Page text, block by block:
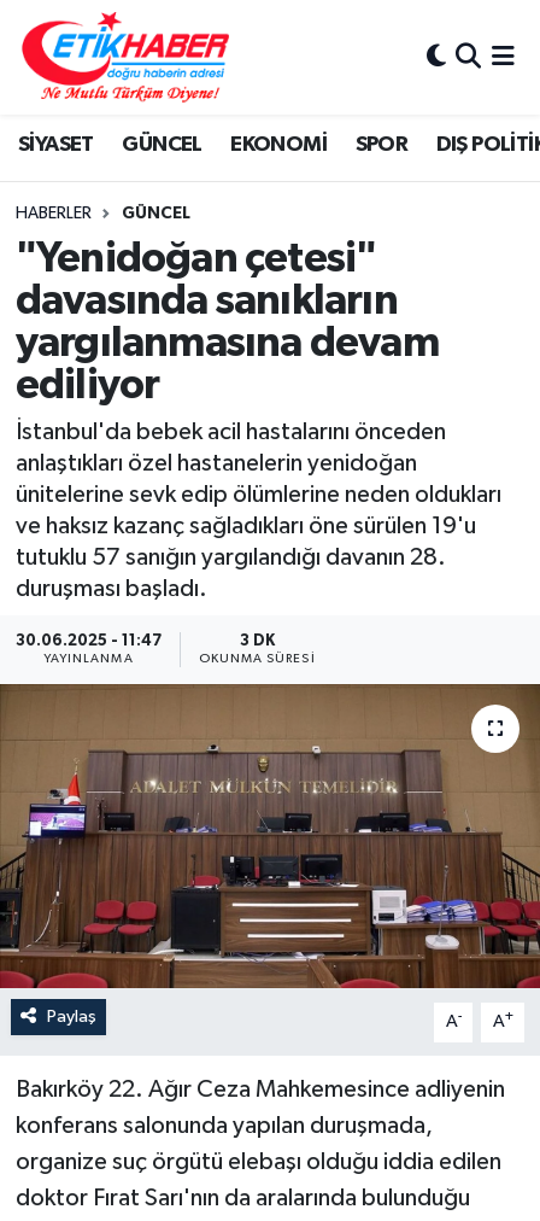
SİYASET GÜNCEL EKONOMİ SPOR DIŞ
HABERLER GÜNCEL
"Yenidoğan çetesi"
davasında sanıkların
yargılanmasına devam
ediliyor
İstanbul'da bebek acil hastalarını önceden
anlaştıkları özel hastanelerin yenidoğan
ünitelerine sevk edip ölümlerine neden oldukları
ve haksız kazanç sağladıkları öne sürülen 19'u
tutuklu 57 sanığın yargılandığı davanın 28.
duruşması başladı.
30.06.2025 - 11:47
YAYINLANMA
3 DK
OKUNMA SÜRESI
Paylaş A- A+
Bakırköy 22. Ağır Ceza Mahkemesince adliyenin
konferans salonunda yapılan duruşmada,
organize suç örgütü elebaşı olduğu iddia edilen
doktor Fırat Sarı'nın da aralarında bulunduğu
BİLİM-TEKNOLOJİ
DIŞ POLİTİKA
DÜNYA
EĞİTİM GENÇLİK
EKONOMİ
KÖŞE YAZILARI
KÜLTÜR-SANAT-MAGAZİN
MEDYA
ÖZEL HABER
RÖPORTAJLAR
SİYASET
GÜNCEL
YAŞAM
Yerel
Nöbetçi Eczaneler
Hava Durumu
İstanbul Namaz Vakitleri
Trafik Durumu
Süper Lig Puan Durumu ve Fikstür
Tüm Manşetler
Son Dakika Haberleri
Haber Arşivi